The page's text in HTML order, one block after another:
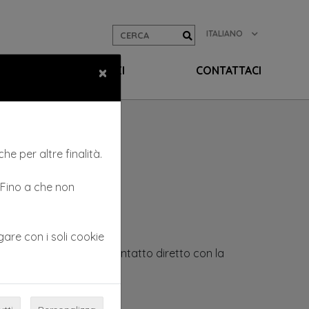
ITALIANO
SERVIZI CONTATTACI
nuca ed elimina il contatto diretto con la
×
per altre finalità.
a che non
con i soli cookie